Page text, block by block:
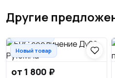
Другие
Новый товар
от 1 800 ₽